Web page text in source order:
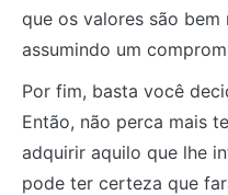
que os valores são
assumindo um
Por fim, basta você
Então, não perca mais
adquirir aquilo que lhe
pode ter certeza que